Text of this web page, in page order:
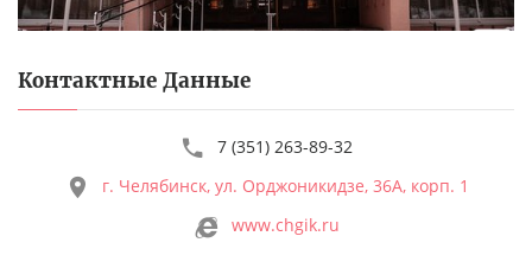
Контактные Данные
7 (351) 263-89-32
г. Челябинск, ул. Орджоникидзе, 36А, корп. 1
www.chgik.ru